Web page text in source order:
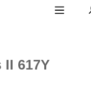
II 617Y